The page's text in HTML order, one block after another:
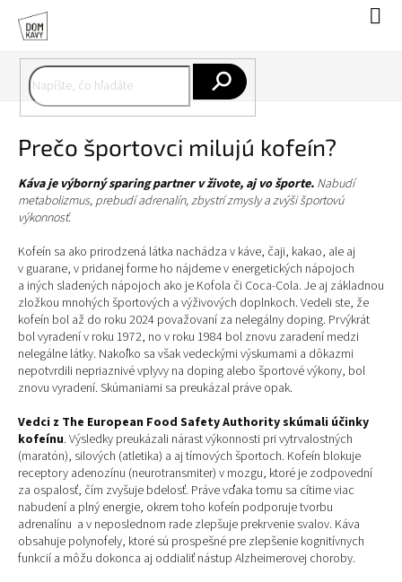
obsah
Prečo športovci milujú kofeín?
Káva je výborný sparing partner v živote, aj vo športe. Nabudí
metabolizmus, prebudí adrenalín, zbystrí zmysly a zvýši športovú
výkonnosť.
Kofeín sa ako prirodzená látka nachádza v káve, čaji, kakao, ale aj
v guarane, v pridanej forme ho nájdeme v energetických nápojoch
a iných sladených nápojoch ako je Kofola či Coca-Cola. Je aj základnou
zložkou mnohých športových a výživových doplnkoch. Vedeli ste, že
kofeín bol až do roku 2024 považovaní za nelegálny doping. Prvýkrát
bol vyradení v roku 1972, no v roku 1984 bol znovu zaradení medzi
nelegálne látky. Nakoľko sa však vedeckými výskumami a dôkazmi
nepotvrdili nepriaznivé vplyvy na doping alebo športové výkony, bol
znovu vyradení. Skúmaniami sa preukázal práve opak.
Vedci z The European Food Safety Authority skúmali účinky
kofeínu. Výsledky preukázali nárast výkonnosti pri vytrvalostných
(maratón), silových (atletika) a aj tímových športoch. Kofeín blokuje
receptory adenozínu (neurotransmiter) v mozgu, ktoré je zodpovední
za ospalosť, čím zvyšuje bdelosť. Práve vďaka tomu sa cítime viac
nabudení a plný energie, okrem toho kofeín podporuje tvorbu
adrenalínu a v neposlednom rade zlepšuje prekrvenie svalov. Káva
obsahuje polynofely, ktoré sú prospešné pre zlepšenie kognitívnych
funkcií a môžu dokonca aj oddialiť nástup Alzheimerovej choroby.